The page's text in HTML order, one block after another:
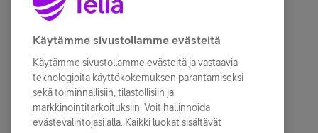
Käytämme sivustollamme evästeitä
Käytämme sivustollamme evästeitä ja vastaavia
teknologioita käyttökokemuksen parantamiseksi
sekä toiminnallisiin, tilastollisiin ja
markkinointitarkoituksiin. Voit hallinnoida
evästevalintojasi alla. Kaikki luokat sisältävät